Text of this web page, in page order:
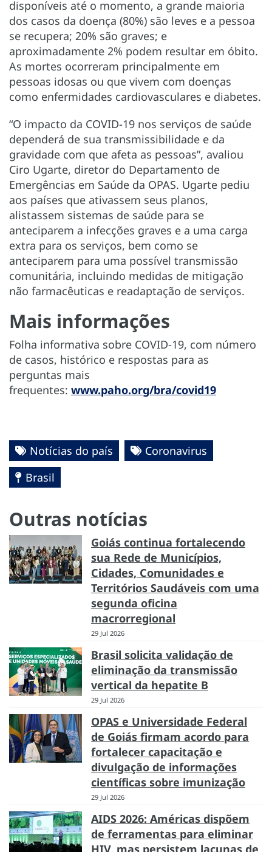
disponíveis até o momento, a grande maioria
dos casos da doença (80%) são leves e a pessoa
se recupera; 20% são graves; e
aproximadamente 2% podem resultar em óbito.
As mortes ocorreram principalmente em
pessoas idosas ou que vivem com doenças
como enfermidades cardiovasculares e diabetes.
“O impacto da COVID-19 nos serviços de saúde
dependerá de sua transmissibilidade e da
gravidade com que afeta as pessoas”, avaliou
Ciro Ugarte, diretor do Departamento de
Emergências em Saúde da OPAS. Ugarte pediu
aos países que ativassem seus planos,
alistassem sistemas de saúde para se
anteciparem a infecções graves e a uma carga
extra para os serviços, bem como se
anteciparem para uma possível transmissão
comunitária, incluindo medidas de mitigação
não farmacêuticas e readaptação de serviços.
Mais informações
Folha informativa sobre COVID-19, com número
de casos, histórico e respostas para as
perguntas mais
frequentes: www.paho.org/bra/covid19
Notícias do país
Coronavirus
Brasil
Outras notícias
Goiás continua fortalecendo
sua Rede de Municípios,
Cidades, Comunidades e
Territórios Saudáveis com uma
segunda oficina
macrorregional
29 Jul 2026
Brasil solicita validação de
eliminação da transmissão
vertical da hepatite B
29 Jul 2026
OPAS e Universidade Federal
de Goiás firmam acordo para
fortalecer capacitação e
divulgação de informações
científicas sobre imunização
29 Jul 2026
AIDS 2026: Américas dispõem
de ferramentas para eliminar
HIV, mas persistem lacunas de